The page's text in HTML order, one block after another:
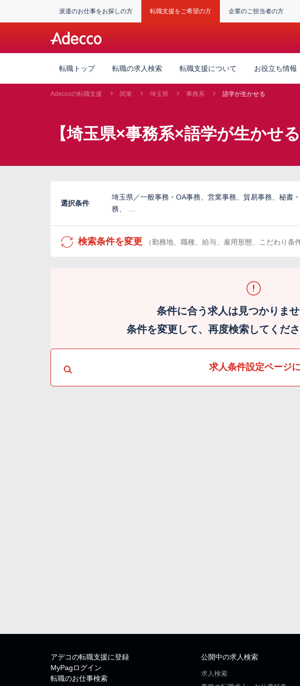
派遣のお仕事をお探しの方 転職支援をご希望の方 企業のご担当者の方
転職トップ 転職の求人検索 転職支援について お役立ち情報
Adeccoの転職支援 関東 埼玉県 事務系 語学が生かせる
【埼玉県×事務系×語学が生かせ
選択条件
埼玉県／一般事務・OA事務、営業事務、貿易事務、秘書
務、 …
検索条件を変更 （勤務地、職種、給与、雇用形態、こだわり条
条件に合う求人は見つかりませ
条件を変更して、再度検索してくださ
求人条件設定ページ
アデコの転職支援に登録
MyPagログイン
転職のお仕事検索
公開中の求人検索
求人検索